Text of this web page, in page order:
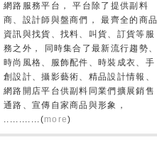
網路服務平台， 平台除了提供副料
商、設計師與盤商們， 最齊全的商品
資訊與找貨、找料、叫貨、訂貨等服
務之外， 同時集合了最新流行趨勢、
時尚風格、服飾配件、時裝成衣、手
創設計、攝影藝術、精品設計情報、
網路開店平台供副料同業們擴展銷售
通路、宣傳自家商品與形象，
............(more)